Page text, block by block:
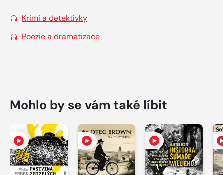
Krimi a detektivky
Poezie a dramatizace
Mohlo by se vám také líbit